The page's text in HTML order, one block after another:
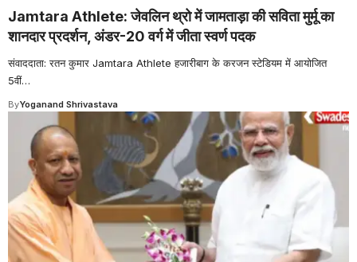
Jamtara Athlete: जेवलिन थ्रो में जामताड़ा की सविता मुर्मू का
शानदार प्रदर्शन, अंडर-20 वर्ग में जीता स्वर्ण पदक
संवाददाता: रतन कुमार Jamtara Athlete हजारीबाग के करजन स्टेडियम में आयोजित
5वीं…
ByYoganand Shrivastava